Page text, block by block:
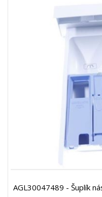
AGL30047489 - Šuplík